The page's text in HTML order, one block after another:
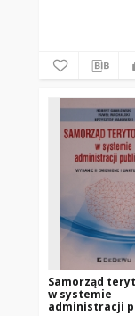
Samorząd
w systemie
administracji